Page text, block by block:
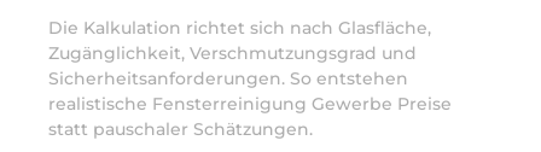
Die Kalkulation richtet sich nach Glasfläche,
Zugänglichkeit, Verschmutzungsgrad und
Sicherheitsanforderungen. So entstehen
realistische Fensterreinigung Gewerbe Preise
statt pauschaler Schätzungen.